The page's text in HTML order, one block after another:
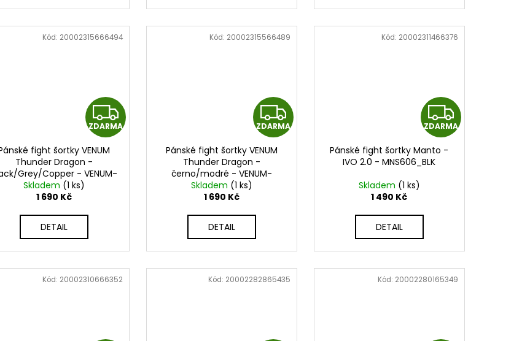
Z
D
ZDARMA
fight šortky VENUM
Thunder Dragon -
Grey/Copper - VENUM-
06242-109
Skladem (1 ks)
1 690 Kč
DETAIL
Kód: 20002315666494
Z
D
ZDARMA
Pánské fight šortky VENUM
Thunder Dragon -
černo/modré - VENUM-
06242-101
Skladem (1 ks)
1 690 Kč
DETAIL
Kód: 20002315566489
Z
D
ZDARMA
Pánské fight šortky Manto -
IVO 2.0 - MNS606_BLK
Skladem (1 ks)
1 490 Kč
DETAIL
Kód: 20002311466376
Kód: 20002310666352 Kód: 20002282865435 Kód: 20002280165349